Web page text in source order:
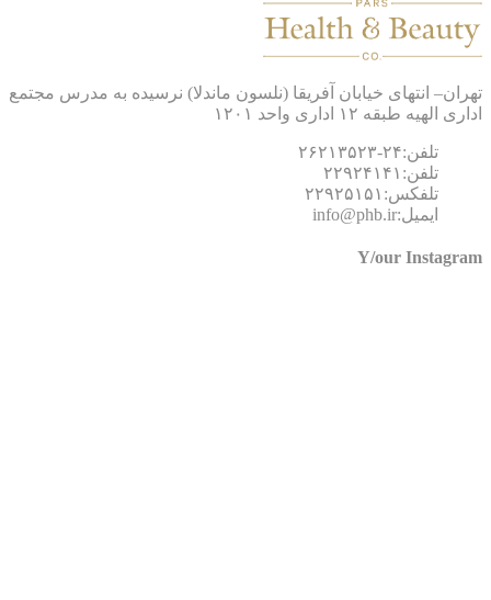
انتهای خیابان آفریقا (نلسون ماندلا) نرسیده به مدرس مجتمع
الهیه طبقه ۱۲ اداری واحد ۱۲۰۱
تلفن:۲۴-۲۶۲۱۳۵۲۳
تلفن:۲۲۹۲۴۱۴۱
تلفکس:۲۲۹۲۵۱۵۱
ایمیل:info@phb.ir
Y/our